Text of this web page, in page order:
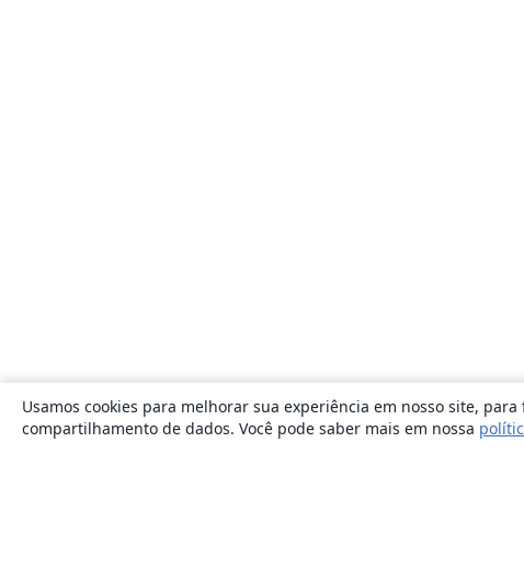
Usamos cookies para melhorar sua experiência em nosso site,
compartilhamento de dados. Você pode saber mais em nossa